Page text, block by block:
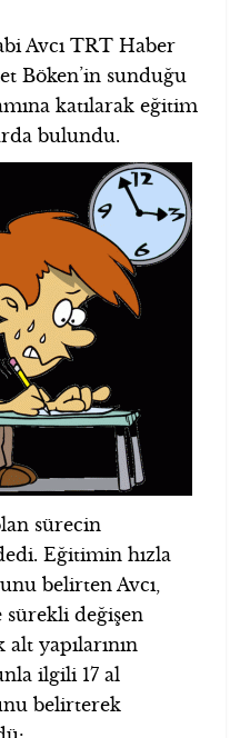
Avcı TRT Haber
Böken’in sunduğu
katılarak eğitim
bulundu.
sürecin
Eğitimin hızla
belirten Avcı,
değişen
yapılarının
ilgili 17 al
belirterek